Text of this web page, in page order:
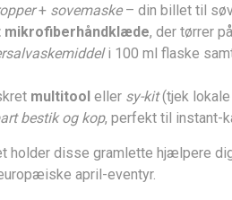
+ sovemaske– din billet til
mikrofiberhåndklæde, der tørrer
i 100 ml flaske
multitool eller sy-kit(tjek lokale
bestik og kop, perfekt til instant-
holder disse gramlette hjælpere
april-eventyr.